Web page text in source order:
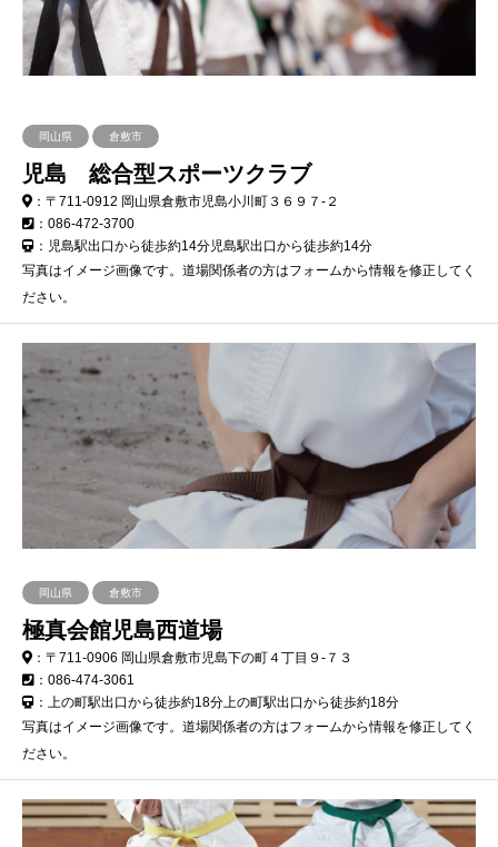
岡山県 倉敷市
児島 総合型スポーツクラブ
：〒711-0912 岡山県倉敷市児島小川町３６９７-２
：086-472-3700
：児島駅出口から徒歩約14分児島駅出口から徒歩約14分
写真はイメージ画像です。道場関係者の方はフォームから情報を修正してく
ださい。
岡山県 倉敷市
極真会館児島西道場
：〒711-0906 岡山県倉敷市児島下の町４丁目９-７３
：086-474-3061
：上の町駅出口から徒歩約18分上の町駅出口から徒歩約18分
写真はイメージ画像です。道場関係者の方はフォームから情報を修正してく
ださい。